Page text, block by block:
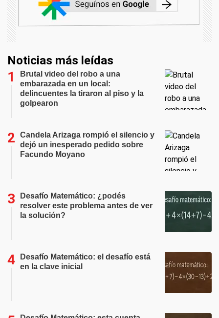
Noticias más leídas
Brutal video del robo a una
embarazada en un local:
delincuentes la tiraron al piso y la
golpearon
Candela Arizaga rompió el silencio y
dejó un inesperado pedido sobre
Facundo Moyano
Desafío Matemático: ¿podés
resolver este problema antes de ver
la solución?
Desafío Matemático: el desafío está
en la clave inicial